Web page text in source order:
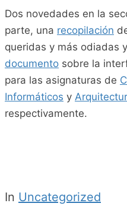
Dos novedades en la
parte, una recopilación
queridas y más odiadas
documento sobre la
para las asignaturas de
Informáticos y
respectivamente.
In Uncategorized